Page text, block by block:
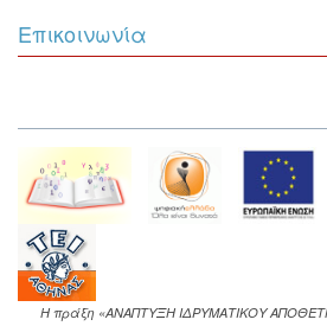
Επικοινωνία
Η πράξη «ΑΝΑΠΤΥΞΗ ΙΔΡΥΜΑΤΙΚΟΥ